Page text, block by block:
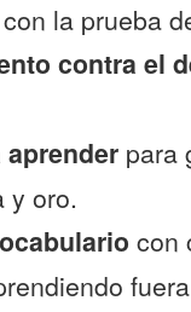
la prueba
contra el
para
y oro.
con